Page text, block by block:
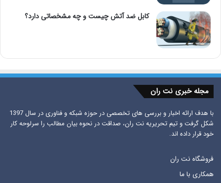
کابل ضد آتش چیست و چه مشخصاتی دارد؟
مجله خبری نت ران
با هدف ارائه اخبار و بررسی های تخصصی در حوزه شبکه و فناوری در سال 1397
شکل گرفت و تیم تحریریه نت ران، صداقت در نحوه بیان مطالب را سرلوحه کار
خود قرار داده اند.
فروشگاه نت ران
همکاری با ما